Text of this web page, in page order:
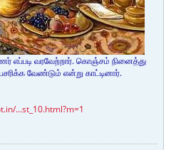
எப்படி வரவேற்றார். கொஞ்சம் நினைத்து
வேண்டும் என்று காட்டினார்.
...st_10.html?m=1